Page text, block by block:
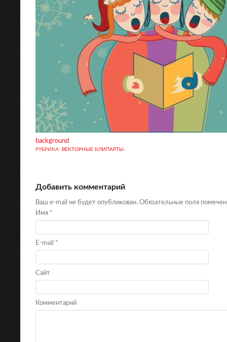
background
РУБРИКА: ВЕКТОРНЫЕ КЛИПАРТЫ .
Добавить комментарий
Ваш e-mail не будет опубликован. Обязательные поля
Имя *
E-mail *
Сайт
Комментарий